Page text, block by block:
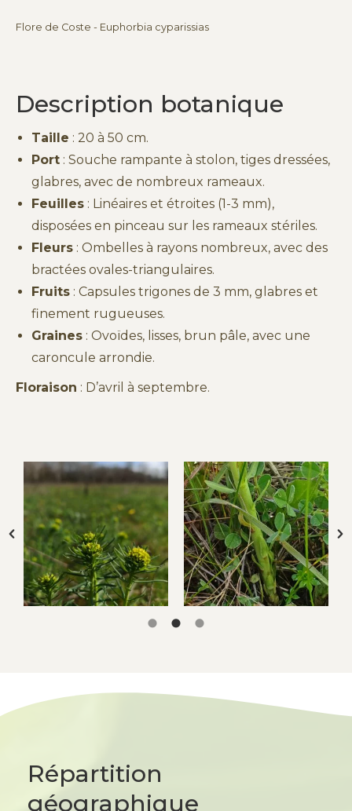
Flore de Coste - Euphorbia cyparissias
Description botanique
Taille : 20 à 50 cm.
Port : Souche rampante à stolon, tiges dressées,
glabres, avec de nombreux rameaux.
Feuilles : Linéaires et étroites (1-3 mm),
disposées en pinceau sur les rameaux stériles.
Fleurs : Ombelles à rayons nombreux, avec des
bractées ovales-triangulaires.
Fruits : Capsules trigones de 3 mm, glabres et
finement rugueuses.
Graines : Ovoïdes, lisses, brun pâle, avec une
caroncule arrondie.
Floraison : D’avril à septembre.
Répartition
géographique